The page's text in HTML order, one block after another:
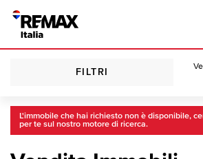
FILTRI
L'immobile che hai richiesto non è disponibile,
per te sul nostro motore di ricerca.